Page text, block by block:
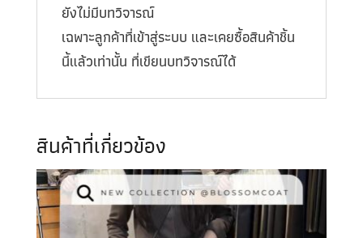
ยังไม่มีบทวิจารณ์
เฉพาะลูกค้าที่เข้าสู่ระบบ และเคยซื้อสินค้าชิ้น
นี้แล้วเท่านั้น ที่เขียนบทวิจารณ์ได้
สินค้าที่เกี่ยวข้อง